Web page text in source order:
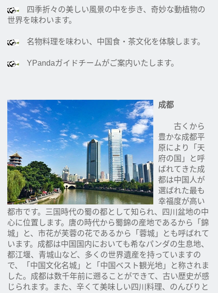
四季折々の美しい風景の中を歩き、奇妙な動植物の
世界を味わいます。
名物料理を味わい、中国食・茶文化を体験します。
YPandaガイドチームがご案内いたします。
成都
古くから
豊かな成都平
原により「天
府の国」と呼
ばれてきた成
都は中国人が
選ばれた最も
幸福度が高い
都市です。三国時代の蜀の都として知られ、四川盆地の中
心に位置します。唐の時代から蜀錦の産地であるから「錦
城」と、市花が芙蓉の花であるから「蓉城」とも呼ばれて
います。成都は中国国内においても希なパンダの生息地、
都江堰、青城山など、多くの世界遺産を持っていますの
で、「中国文化名城」と「中国ベスト観光地」と称されま
した。成都は数千年前に遡ることができて、古い歴史が感
じられます。また、辛くて美味しい四川料理、のんびりと